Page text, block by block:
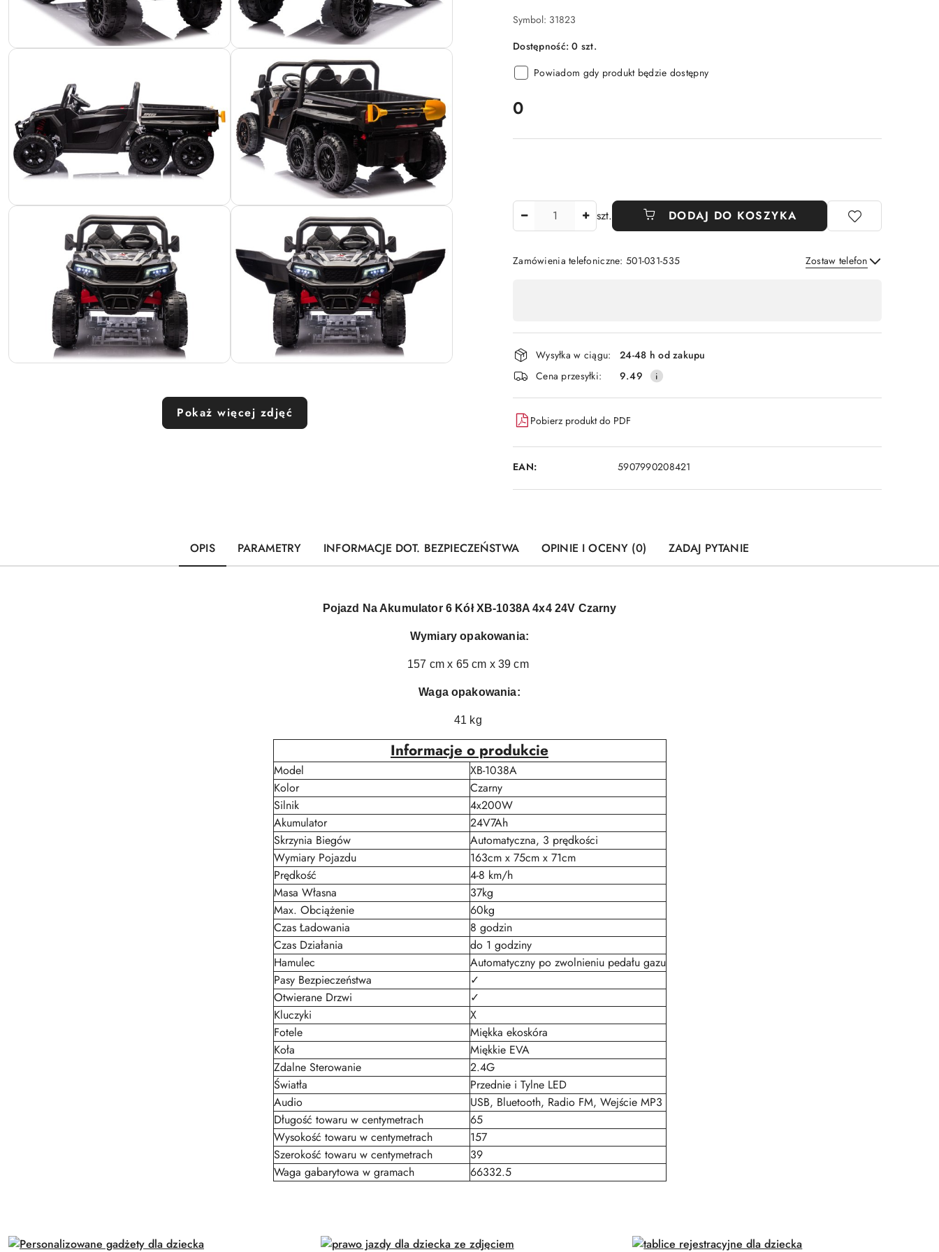
Pokaż więcej zdjęć
Symbol: 31823
Dostępność:0 szt.
Powiadom gdy produkt będzie dostępny
cena:
0
szt. DODAJ DO KOSZYKA
Zamówienia telefoniczne: 501-031-535 Zostaw telefon
płatność
i
dostawa
Wysyłka w ciągu:
24-48 h od zakupu
Cena przesyłki:
9.49
Pobierz produkt do PDF
EAN: 5907990208421
OPIS PARAMETRY INFORMACJE DOT. BEZPIECZEŃSTWA OPINIE I OCENY (0) ZADAJ PYTANIE
Pojazd Na Akumulator 6 Kół XB-1038A 4x4 24V Czarny
Wymiary opakowania:
157 cm x 65 cm x 39 cm
Waga opakowania:
41 kg
Informacje o produkcie
Model
XB-1038A
Kolor
Czarny
Silnik
4x200W
Akumulator
24V7Ah
Skrzynia Biegów
Automatyczna, 3 prędkości
Wymiary Pojazdu
163cm x 75cm x 71cm
Prędkość
4-8 km/h
Masa Własna
37kg
Max. Obciążenie
60kg
Czas Ładowania
8 godzin
Czas Działania
do 1 godziny
Hamulec
Automatyczny po zwolnieniu pedału gazu
Pasy Bezpieczeństwa
✓
Otwierane Drzwi
✓
Kluczyki
X
Fotele
Miękka ekoskóra
Koła
Miękkie EVA
Zdalne Sterowanie
2.4G
Światła
Przednie i Tylne LED
Audio
USB, Bluetooth, Radio FM, Wejście MP3
Długość towaru w centymetrach
65
Wysokość towaru w centymetrach
157
Szerokość towaru w centymetrach
39
Waga gabarytowa w gramach
66332.5